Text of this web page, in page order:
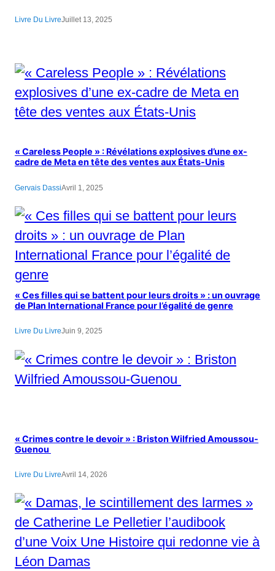
Livre Du LivreJuillet 13, 2025
« Careless People » : Révélations explosives d’une ex-
cadre de Meta en tête des ventes aux États-Unis
Gervais DassiAvril 1, 2025
« Ces filles qui se battent pour leurs droits » : un ouvrage
de Plan International France pour l’égalité de genre
Livre Du LivreJuin 9, 2025
« Crimes contre le devoir » : Briston Wilfried Amoussou-
Guenou
Livre Du LivreAvril 14, 2026